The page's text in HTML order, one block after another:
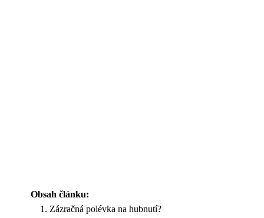
Obsah článku:
Zázračná polévka na hubnutí?